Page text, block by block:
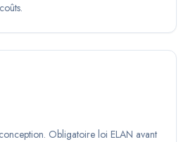
Obligatoire loi ELAN avant